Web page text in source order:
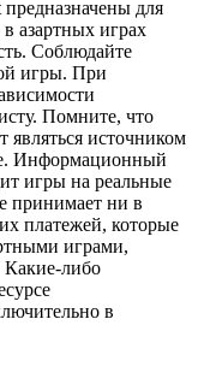
для
азартных играх
Соблюдайте
игры. При
Помните, что
являться источником
Информационный
игры на реальные
принимает ни в
платежей, которые
играми,
Какие-либо
в